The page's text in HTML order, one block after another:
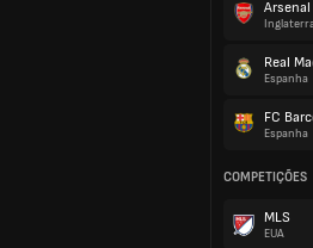
Arsenal
Real
Espanha
FC
Espanha
COMPETIÇÕES
MLS
EUA